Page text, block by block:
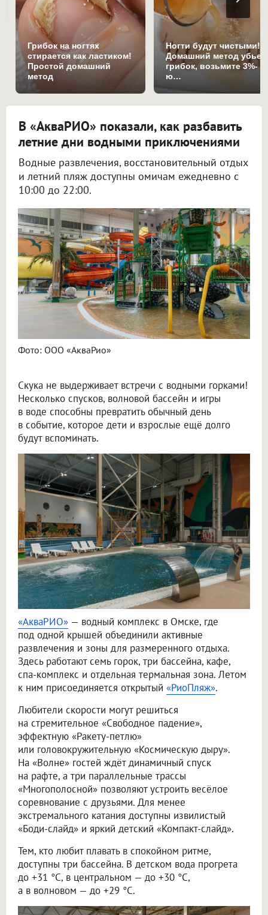
Грибок на ногтях
стирается как ластиком!
Простой домашний
метод
Ногти будут чистыми!
Домашний метод убьет
грибок, возьмите 3%-
ю…
В «АкваРИО» показали, как разбавить
летние дни водными приключениями
Водные развлечения, восстановительный отдых
и летний пляж доступны омичам ежедневно с
10:00 до 22:00.
Фото: ООО «АкваРио»
Скука не выдерживает встречи с водными горками!
Несколько спусков, волновой бассейн и игры
в воде способны превратить обычный день
в событие, которое дети и взрослые ещё долго
будут вспоминать.
«АкваРИО» — водный комплекс в Омске, где
под одной крышей объединили активные
развлечения и зоны для размеренного отдыха.
Здесь работают семь горок, три бассейна, кафе,
спа-комплекс и отдельная термальная зона. Летом
к ним присоединяется открытый «РиоПляж».
Любители скорости могут решиться
на стремительное «Свободное падение»,
эффектную «Ракету-петлю»
или головокружительную «Космическую дыру».
На «Волне» гостей ждёт динамичный спуск
на рафте, а три параллельные трассы
«Многополосной» позволяют устроить весёлое
соревнование с друзьями. Для менее
экстремального катания доступны извилистый
«Боди-слайд» и яркий детский «Компакт-слайд».
Тем, кто любит плавать в спокойном ритме,
доступны три бассейна. В детском вода прогрета
до +31 °C, в центральном — до +30 °C,
а в волновом — до +29 °C.